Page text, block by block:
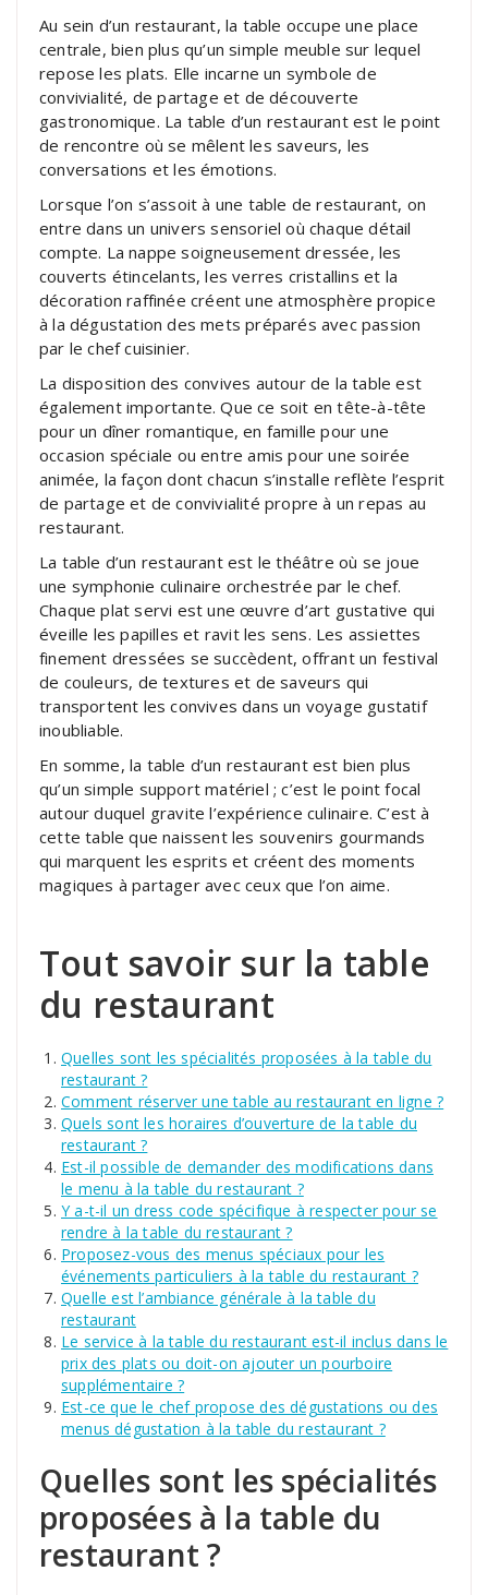
Au sein d’un restaurant, la table occupe une place
centrale, bien plus qu’un simple meuble sur lequel
repose les plats. Elle incarne un symbole de
convivialité, de partage et de découverte
gastronomique. La table d’un restaurant est le point
de rencontre où se mêlent les saveurs, les
conversations et les émotions.
Lorsque l’on s’assoit à une table de restaurant, on
entre dans un univers sensoriel où chaque détail
compte. La nappe soigneusement dressée, les
couverts étincelants, les verres cristallins et la
décoration raffinée créent une atmosphère propice
à la dégustation des mets préparés avec passion
par le chef cuisinier.
La disposition des convives autour de la table est
également importante. Que ce soit en tête-à-tête
pour un dîner romantique, en famille pour une
occasion spéciale ou entre amis pour une soirée
animée, la façon dont chacun s’installe reflète l’esprit
de partage et de convivialité propre à un repas au
restaurant.
La table d’un restaurant est le théâtre où se joue
une symphonie culinaire orchestrée par le chef.
Chaque plat servi est une œuvre d’art gustative qui
éveille les papilles et ravit les sens. Les assiettes
finement dressées se succèdent, offrant un festival
de couleurs, de textures et de saveurs qui
transportent les convives dans un voyage gustatif
inoubliable.
En somme, la table d’un restaurant est bien plus
qu’un simple support matériel ; c’est le point focal
autour duquel gravite l’expérience culinaire. C’est à
cette table que naissent les souvenirs gourmands
qui marquent les esprits et créent des moments
magiques à partager avec ceux que l’on aime.
Tout savoir sur la table
du restaurant
Quelles sont les spécialités proposées à la table du
restaurant ?
Comment réserver une table au restaurant en ligne ?
Quels sont les horaires d’ouverture de la table du
restaurant ?
Est-il possible de demander des modifications dans
le menu à la table du restaurant ?
Y a-t-il un dress code spécifique à respecter pour se
rendre à la table du restaurant ?
Proposez-vous des menus spéciaux pour les
événements particuliers à la table du restaurant ?
Quelle est l’ambiance générale à la table du
restaurant
Le service à la table du restaurant est-il inclus dans le
prix des plats ou doit-on ajouter un pourboire
supplémentaire ?
Est-ce que le chef propose des dégustations ou des
menus dégustation à la table du restaurant ?
Quelles sont les spécialités
proposées à la table du
restaurant ?